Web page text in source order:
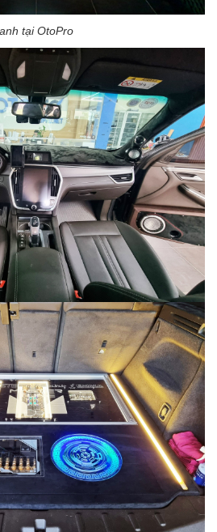
tại OtoPro